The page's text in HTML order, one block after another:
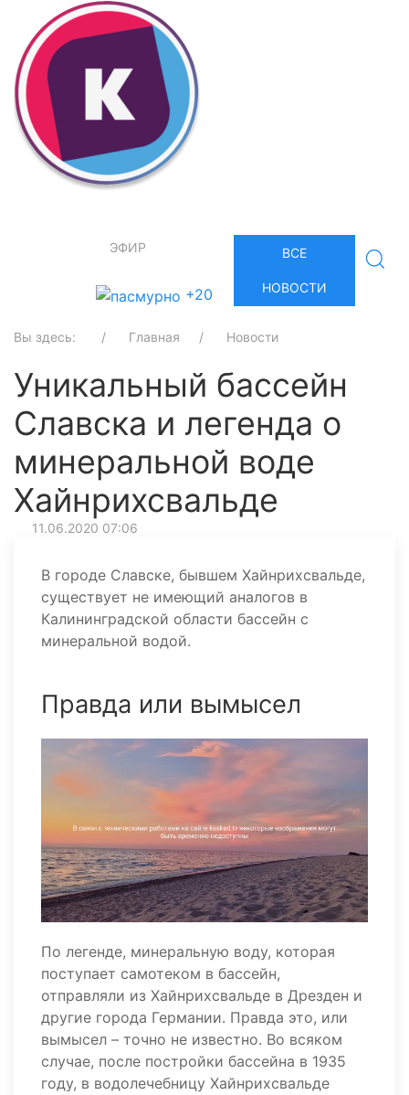
ЭФИР
+20
ВСЕ
НОВОСТИ
Вы здесь: Главная Новости
Уникальный бассейн
Славска и легенда о
минеральной воде
Хайнрихсвальде
11.06.2020 07:06
В городе Славске, бывшем Хайнрихсвальде,
существует не имеющий аналогов в
Калининградской области бассейн с
минеральной водой.
Правда или вымысел
По легенде, минеральную воду, которая
поступает самотеком в бассейн,
отправляли из Хайнрихсвальде в Дрезден и
другие города Германии. Правда это, или
вымысел – точно не известно. Во всяком
случае, после постройки бассейна в 1935
году, в водолечебницу Хайнрихсвальде